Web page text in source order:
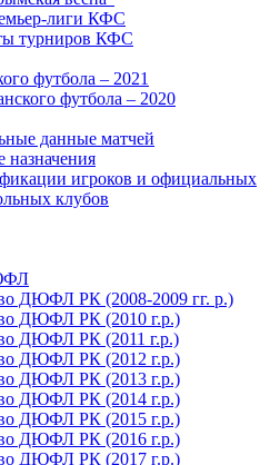
лиги КФС
турниров КФС
футбола – 2021
футбола – 2020
данные матчей
назначения
игроков и официальных
клубов
ДЮФЛ РК (2008-2009 гг. р.)
ДЮФЛ РК (2010 г.р.)
ДЮФЛ РК (2011 г.р.)
ДЮФЛ РК (2012 г.р.)
ДЮФЛ РК (2013 г.р.)
ДЮФЛ РК (2014 г.р.)
ДЮФЛ РК (2015 г.р.)
ДЮФЛ РК (2016 г.р.)
ДЮФЛ РК (2017 г.р.)